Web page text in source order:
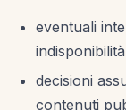
eventuali
decisioni
contenuti